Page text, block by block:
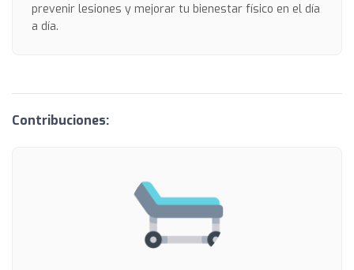
prevenir lesiones y mejorar tu bienestar físico en el día
a día.
Contribuciones: